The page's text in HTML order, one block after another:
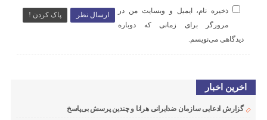
ارسال نظر پاک کردن !
ذخیره نام، ایمیل و وبسایت من در
مرورگر برای زمانی که دوباره
دیدگاهی می‌نویسم.
اخرین اخبار
گزارش ادعایی سازمان ضدایرانی هرانا و چندین پرسش بی‌پاسخ